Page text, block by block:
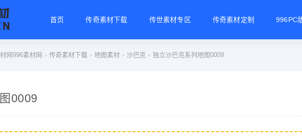
首页 传奇素材下载 传世素材专区 传奇素材定制 996PC
网996素材网 > 传奇素材下载 > 地图素材 > 沙巴克 > 独立沙巴克系列地图0009
0009